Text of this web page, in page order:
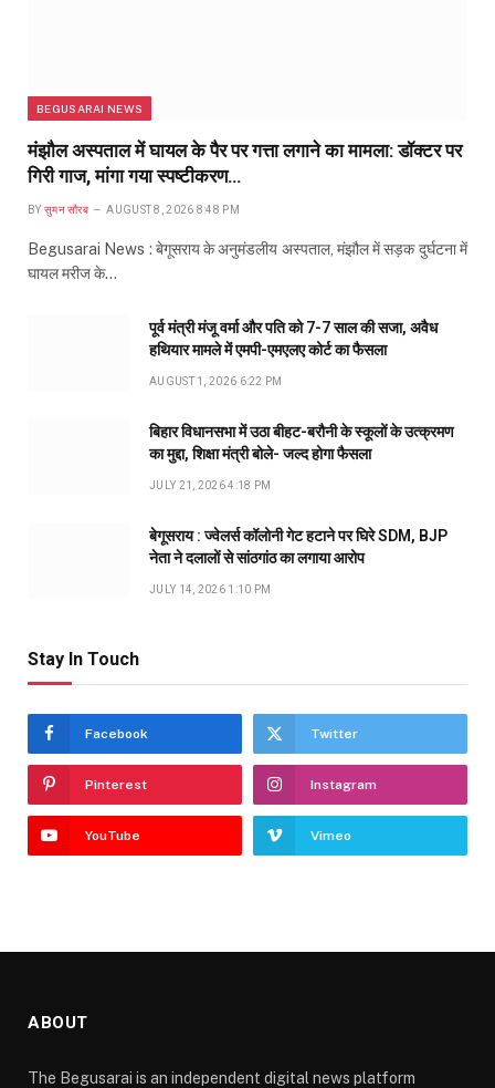
BEGUSARAI NEWS
मंझौल अस्पताल में घायल के पैर पर गत्ता लगाने का मामला: डॉक्टर पर
गिरी गाज, मांगा गया स्पष्टीकरण…
BY सुमन सौरब AUGUST 8, 2026 8:48 PM
Begusarai News : बेगूसराय के अनुमंडलीय अस्पताल, मंझौल में सड़क दुर्घटना में
घायल मरीज के…
पूर्व मंत्री मंजू वर्मा और पति को 7-7 साल की सजा, अवैध
हथियार मामले में एमपी-एमएलए कोर्ट का फैसला
AUGUST 1, 2026 6:22 PM
बिहार विधानसभा में उठा बीहट-बरौनी के स्कूलों के उत्क्रमण
का मुद्दा, शिक्षा मंत्री बोले- जल्द होगा फैसला
JULY 21, 2026 4:18 PM
बेगूसराय : ज्वेलर्स कॉलोनी गेट हटाने पर घिरे SDM, BJP
नेता ने दलालों से सांठगांठ का लगाया आरोप
JULY 14, 2026 1:10 PM
Stay In Touch
Facebook Twitter
Pinterest Instagram
YouTube Vimeo
ABOUT
The Begusarai is an independent digital news platform